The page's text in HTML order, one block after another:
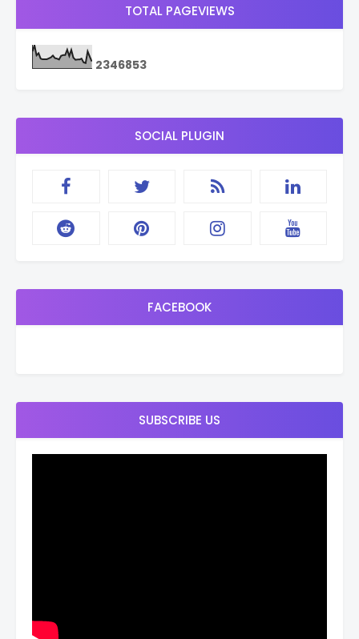
TOTAL PAGEVIEWS
2346853
SOCIAL PLUGIN
FACEBOOK
SUBSCRIBE US